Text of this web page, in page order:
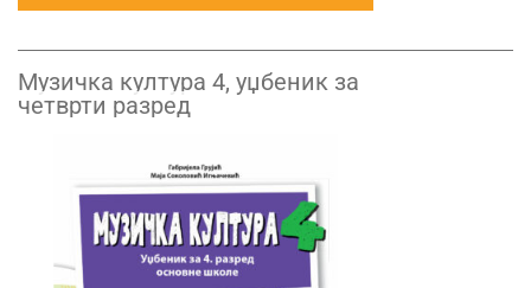
Музичка култура 4, уџбеник за
четврти разред